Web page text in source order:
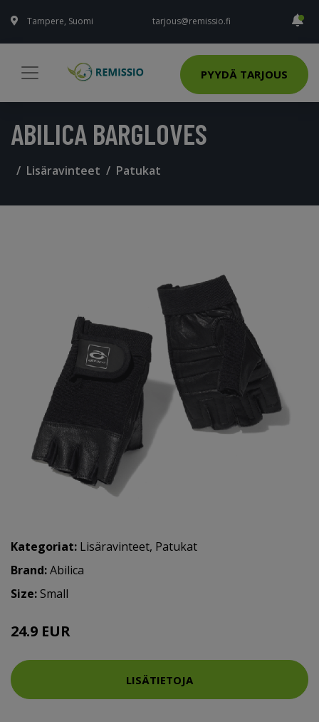
Tampere, Suomi tarjous@remissio.fi
PYYDÄ TARJOUS
ABILICA BARGLOVES
Lisäravinteet Patukat
Kategoriat: Lisäravinteet, Patukat
Brand:Abilica
Size:Small
24.9 EUR
LISÄTIETOJA